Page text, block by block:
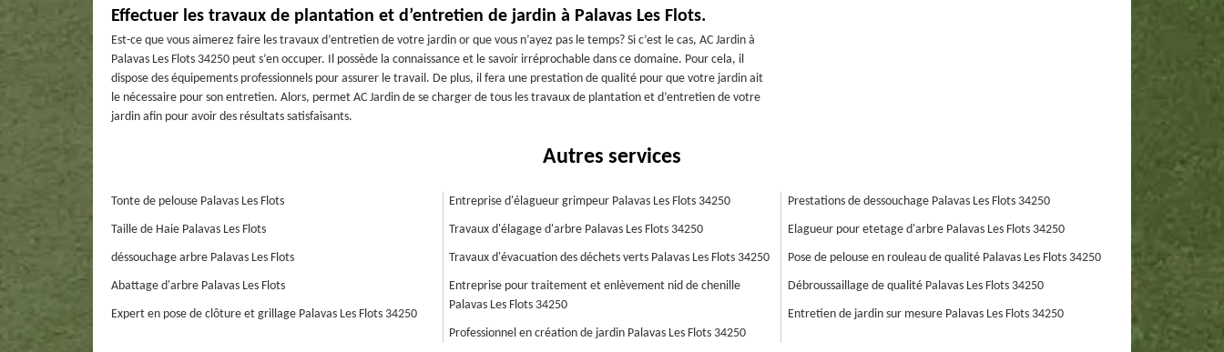
Effectuer les travaux de plantation et d’entretien de jardin à Palavas Les Flots.
Est-ce que vous aimerez faire les travaux d’entretien de votre jardin or que vous n’ayez pas le temps? Si c’est le cas, AC Jardin à
Palavas Les Flots 34250 peut s’en occuper. Il possède la connaissance et le savoir irréprochable dans ce domaine. Pour cela, il
dispose des équipements professionnels pour assurer le travail. De plus, il fera une prestation de qualité pour que votre jardin ait
le nécessaire pour son entretien. Alors, permet AC Jardin de se charger de tous les travaux de plantation et d’entretien de votre
jardin afin pour avoir des résultats satisfaisants.
Autres services
Tonte de pelouse Palavas Les Flots
Taille de Haie Palavas Les Flots
déssouchage arbre Palavas Les Flots
Abattage d'arbre Palavas Les Flots
Expert en pose de clôture et grillage Palavas Les Flots 34250
Entreprise d'élagueur grimpeur Palavas Les Flots 34250
Travaux d'élagage d'arbre Palavas Les Flots 34250
Travaux d'évacuation des déchets verts Palavas Les Flots 34250
Entreprise pour traitement et enlèvement nid de chenille
Palavas Les Flots 34250
Professionnel en création de jardin Palavas Les Flots 34250
Prestations de dessouchage Palavas Les Flots 34250
Elagueur pour etetage d'arbre Palavas Les Flots 34250
Pose de pelouse en rouleau de qualité Palavas Les Flots 34250
Débroussaillage de qualité Palavas Les Flots 34250
Entretien de jardin sur mesure Palavas Les Flots 34250